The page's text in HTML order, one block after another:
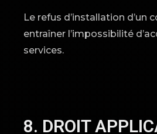
Le refus d’installation d’un
entraîner l’impossibilité
services.
8. DROIT